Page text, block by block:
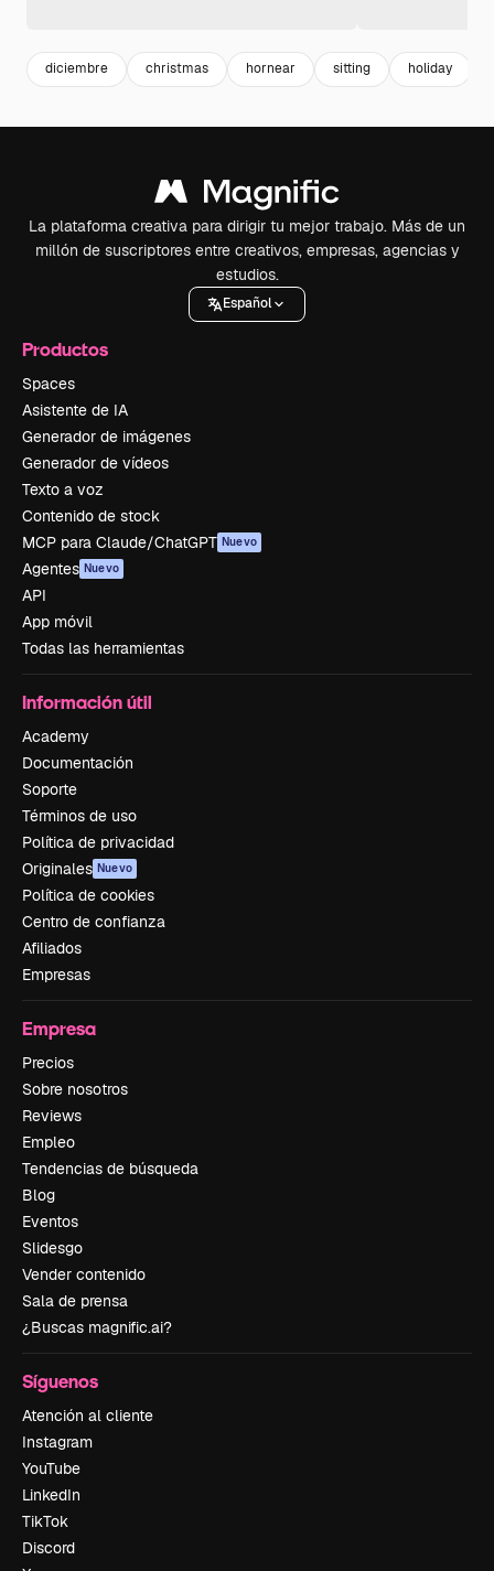
diciembre christmas hornear sitting holiday
La plataforma creativa para dirigir tu mejor trabajo. Más de un
millón de suscriptores entre creativos, empresas, agencias y
estudios.
Español
Productos
Spaces
Asistente de IA
Generador de imágenes
Generador de vídeos
Texto a voz
Contenido de stock
MCP para Claude/ChatGPT Nuevo
Agentes Nuevo
API
App móvil
Todas las herramientas
Información útil
Academy
Documentación
Soporte
Términos de uso
Política de privacidad
Originales Nuevo
Política de cookies
Centro de confianza
Afiliados
Empresas
Empresa
Precios
Sobre nosotros
Reviews
Empleo
Tendencias de búsqueda
Blog
Eventos
Slidesgo
Vender contenido
Sala de prensa
¿Buscas magnific.ai?
Síguenos
Atención al cliente
Instagram
YouTube
LinkedIn
TikTok
Discord